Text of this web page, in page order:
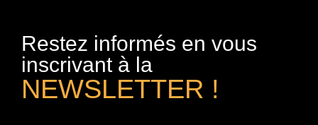
Restez informés en vous
inscrivant à la
NEWSLETTER !